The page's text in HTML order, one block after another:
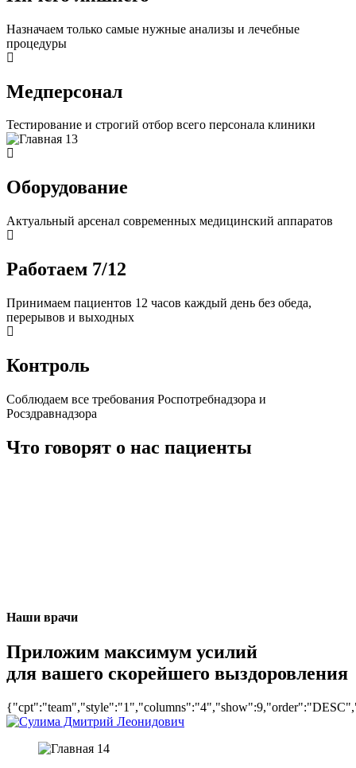
Назначаем только самые нужные анализы и лечебные
процедуры
Медперсонал
Тестирование и строгий отбор всего персонала клиники
Оборудование
Актуальный арсенал современных медицинский аппаратов
Работаем 7/12
Принимаем пациентов 12 часов каждый день без обеда,
перерывов и выходных
Контроль
Соблюдаем все требования Роспотребнадзора и
Росздравнадзора
Что говорят о нас пациенты
Наши врачи
Приложим максимум усилий
для вашего скорейшего выздоровления